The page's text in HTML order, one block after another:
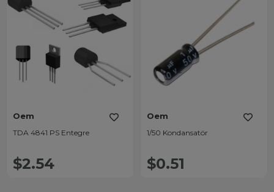
Oem
TDA 4841 PS Entegre
$2.54
Oem
1/50 Kondansatör
$0.51